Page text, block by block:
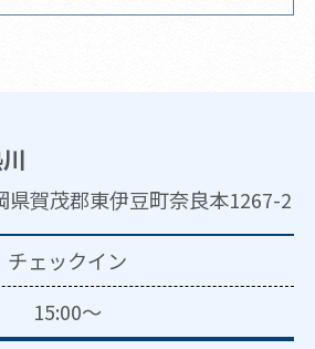
賀茂郡東伊豆町奈良本1267-2
チェックイン
15:00～